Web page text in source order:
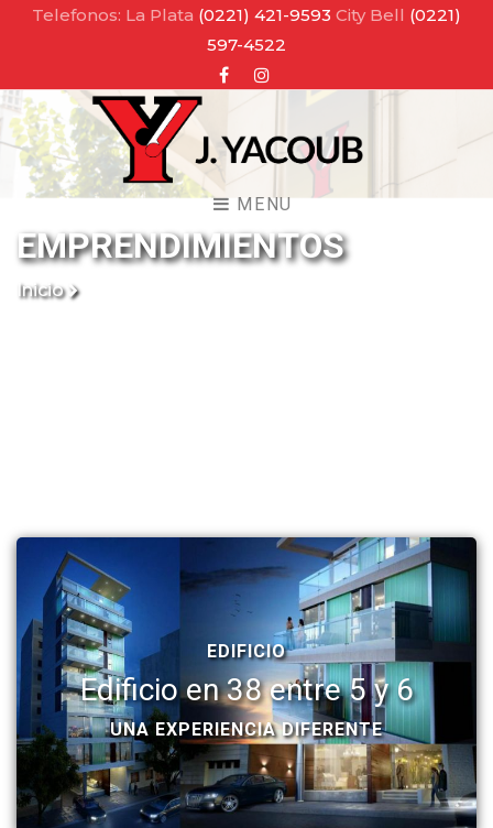
Telefonos: La Plata (0221) 421-9593 City Bell (0221)
597-4522
FacebookInstagram
MENU
EMPRENDIMIENTOS
Inicio
EDIFICIO
Edificio en 38 entre 5 y 6
UNA EXPERIENCIA DIFERENTE